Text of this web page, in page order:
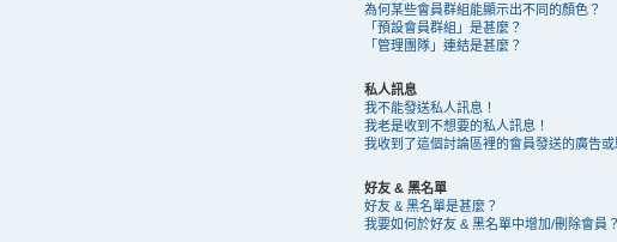
為何某些會員群組能顯示出不同的顏色？
「預設會員群組」是甚麼？
「管理團隊」連結是甚麼？
私人訊息
我不能發送私人訊息！
我老是收到不想要的私人訊息！
我收到了這個討論區裡的會員發送的廣告或
好友 & 黑名單
好友 & 黑名單是甚麼？
我要如何於好友 & 黑名單中增加/刪除會員？